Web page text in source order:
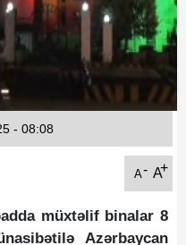
A- A+
- 08:08
müxtəlif binalar 8
Azərbaycan